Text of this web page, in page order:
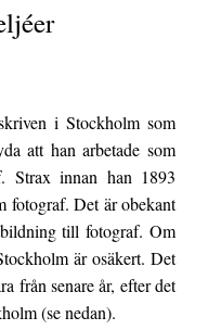
i Stockholm som
att han arbetade som
Strax innan han 1893
fotograf. Det är obekant
till fotograf. Om
är osäkert. Det
från senare år, efter det
(se nedan).